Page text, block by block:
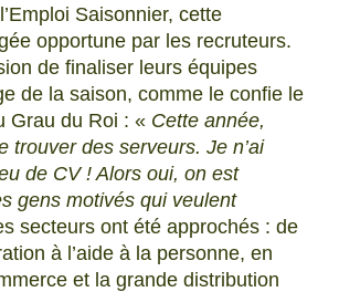
Saisonnier, cette
opportune par les recruteurs.
de finaliser leurs équipes
de la saison, comme le confie le
Grau du Roi : « Cette année,
trouver des serveurs. Je n’ai
de CV ! Alors oui, on est
gens motivés qui veulent
secteurs ont été approchés : de
à l’aide à la personne, en
et la grande distribution